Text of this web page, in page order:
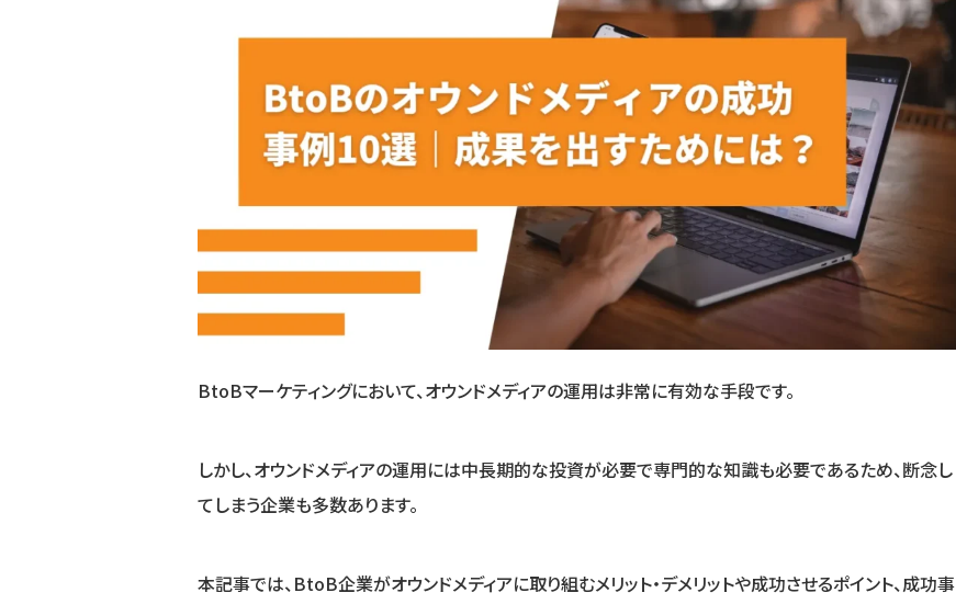
BtoBマーケティングにおいて、オウンドメディアの運用は非常に有効な手段です。
しかし、オウンドメディアの運用には中長期的な投資が必要で専門的な知識も必要であるため、断念し
てしまう企業も多数あります。
本記事では、BtoB企業がオウンドメディアに取り組むメリット・デメリットや成功させるポイント、成功事